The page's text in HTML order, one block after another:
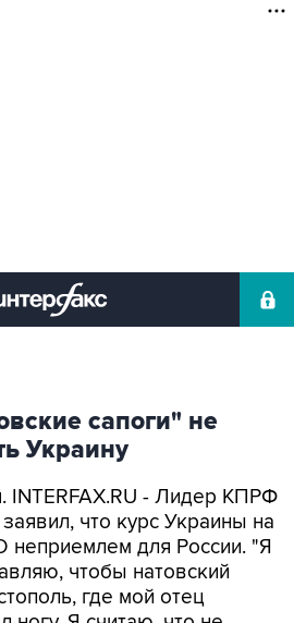
сапоги" не
Украину
INTERFAX.RU - Лидер КПРФ
что курс Украины на
неприемлем для России. "Я
чтобы натовский
где мой отец